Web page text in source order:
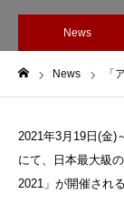
News
News 「
2021年3月19日(金)
にて、日本最大級
2021」が開催される